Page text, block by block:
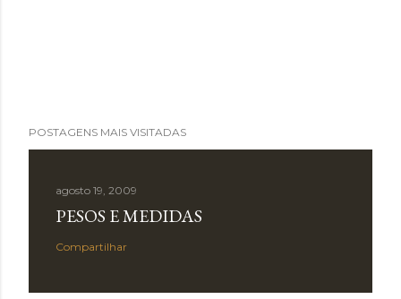
POSTAGENS MAIS VISITADAS
agosto 19, 2009
PESOS E MEDIDAS
Compartilhar